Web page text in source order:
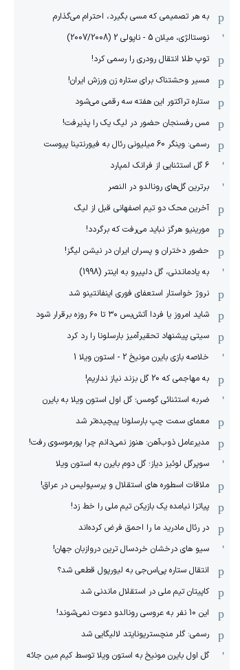
به هر تصمیمی که مسی بگیرد، احترام می‌گذارم
نوستالژی، میلان 5 - ناپولی 2 (2007/2008)
توپ طلا انتقال رودری را رسمی کرد!
مسیر وحشتناک برای ستاره زن ورزش ایران!
ستاره تراکتور این هفته سه رقمی می‌شود
مس رفسنجان حضور در لیگ یک را پذیرفت!
رسمی: وینگر 60 میلیونی رئال به فیورنتینا پیوست
6 گل استثنایی از فرانک لمپارد
برترین گل‌های رونالدو در النصر
آخرین محک دو تیم اصفهانی قبل از لیگ
مورینیو هرگز نباید می‌رفت که برگردد!
حضور دختران و پسران ایران در نیشن لیگز!
به یادماندنی، گل دلپیرو به اینتر (1998)
نروژ خواستار استعفای فوری اینفانتینو شد
شاید امروز یا فردا آتش‌بس ۳۰ تا ۶۰ روزه برقرار شود
سیتی پیشنهاد تحقیرآمیز بارسلونا را رد کرد
خلاصه بازی بایرن مونیخ 2 - استون ویلا 1
به مهاجمی که 20 گل بزند نیاز نداریم!
ضربه استثنائی گومس؛ گل اول استون ویلا به بایرن
معمای سمت چپ بارسلونا پیچیده‌تر شد
مدیرعامل ذوب‌آهن: هنوز نمی‌دانم چرا پورموسوی رفت!
سوپرگل لوئیز دیاز؛ گل دوم بایرن به استون ویلا
ملاقات اسطوره های استقلال و پرسپولیس در عراق!
پیاتزا نیامده یک بازیکن تیم ملی را خط زد!
در رئال مادرید ما را احمق فرض کرده‌اند
سیو های درخشان خردسال ترین دروازبان جهان!
انتقال ستاره پی‌اس‌جی به لیورپول قطعی شد؟
کاپیتان تیم ملی در استقلال ماندنی شد
این 10 نفر به عروسی رونالدو دعوت نمی‌شوند!
رسمی: گلر منچستریونایتد لالیگایی شد
گل اول بایرن مونیخ به استون ویلا توسط کیم مین جائه